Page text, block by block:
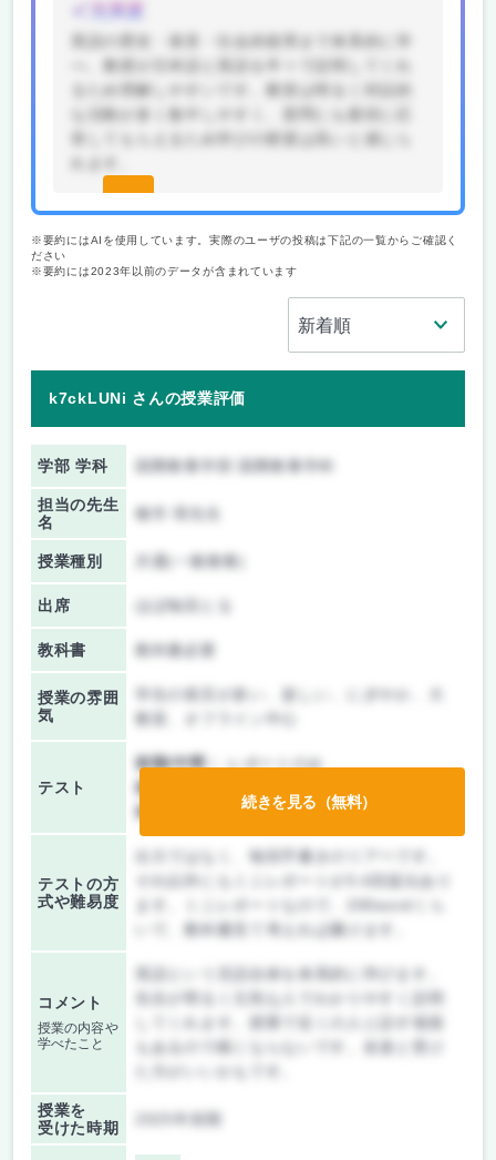
充実度
るため理解しやすいです。教室は明るく対話的
続きを
見る(無
※要約にはAIを使用しています。実際のユーザの投稿は下記の一覧からご確認く
ださい
※要約には2023年以前のデータが含まれています
k7ckLUNi さんの授業評価
学部 学科 国際教養学部 国際教養学科
担当の先生
名
種市 瑛先生
授業種別 共通(一般教養)
出席 ほぼ毎回とる
教科書 教科書必要
授業の雰囲
気
テスト
前期/中間：
後期/期末：
テストなし
テストの方
式や難易度
出欠ではなく、毎回手書きのリアペです。
それ以外にもミニレポートが3.4回提出あり
ます。ミニレポートなので、200wordくら
いで、教科書見て考えれば書けます。
コメント
授業の内容や
学べたこと
もあるので眠くならないです。友達と受け
授業を
受けた時期
続きを見る（無料）